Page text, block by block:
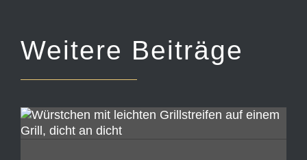
Weitere Beiträge